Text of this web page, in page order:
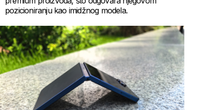
pozicioniranju kao imidžnog modela.